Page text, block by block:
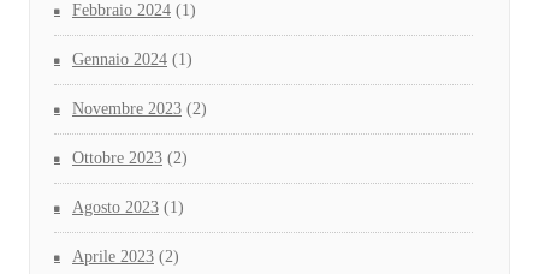
Febbraio 2024 (1)
Gennaio 2024 (1)
Novembre 2023 (2)
Ottobre 2023 (2)
Agosto 2023 (1)
Aprile 2023 (2)